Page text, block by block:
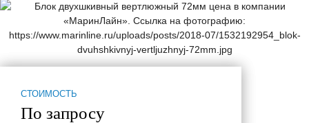
СТОИМОСТЬ
По запросу